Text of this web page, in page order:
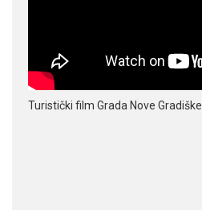
Turistički film Grada Nove Gradiške